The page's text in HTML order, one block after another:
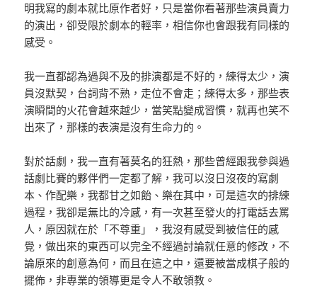
明我寫的劇本就比原作者好，只是當你看著那些演員賣力
的演出，卻受限於劇本的輕率，相信你也會跟我有同樣的
感受。
我一直都認為過與不及的排演都是不好的，練得太少，演
員沒默契，台詞背不熟，走位不會走；練得太多，那些表
演瞬間的火花會越來越少，當笑點變成習慣，就再也笑不
出來了，那樣的表演是沒有生命力的。
對於話劇，我一直有著莫名的狂熱，那些曾經跟我參與過
話劇比賽的夥伴們一定都了解，我可以沒日沒夜的寫劇
本、作配樂，我都甘之如飴、樂在其中，可是這次的排練
過程，我卻是無比的冷感，有一次甚至發火的打電話去罵
人，原因就在於「不尊重」，我沒有感受到被信任的感
覺，做出來的東西可以完全不經過討論就任意的修改，不
論原來的創意為何，而且在這之中，還要被當成棋子般的
擺佈，非專業的領導更是令人不敢領教。